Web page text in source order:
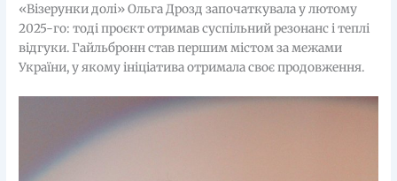
«Візерунки долі» Ольга Дрозд започаткувала у лютому
2025-го: тоді проєкт отримав суспільний резонанс і теплі
відгуки. Гайльбронн став першим містом за межами
України, у якому ініціатива отримала своє продовження.